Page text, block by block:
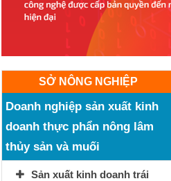
SỞ NÔNG NGHIỆP
Doanh nghiệp sản xuất kinh
doanh thực phẩn nông lâm
thủy sản và muối
Sản xuất kinh doanh trái